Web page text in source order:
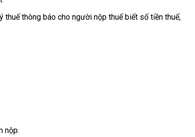
thuế thông báo cho người nộp thuế biết số tiền thuế,
nộp.